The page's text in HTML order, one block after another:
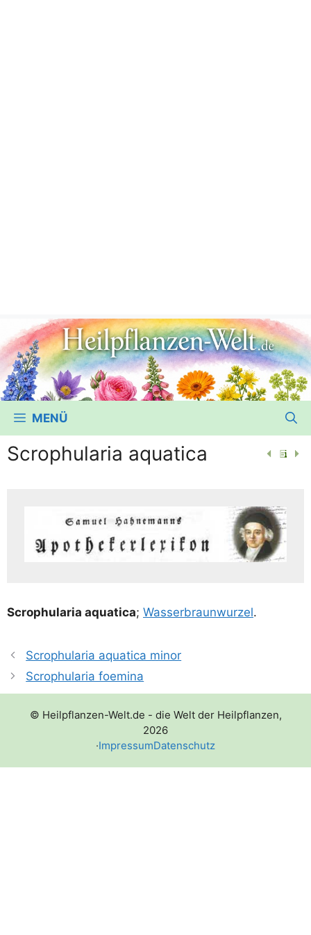
MENÜ
Scrophularia aquatica
Scro­phul­a­ria aqua­ti­ca; Was­ser­braun­wur­zel.
Scrophularia aquatica minor
Scrophularia foemina
© Heilpflanzen-Welt.de - die Welt der Heilpflanzen,
2026
·ImpressumDatenschutz